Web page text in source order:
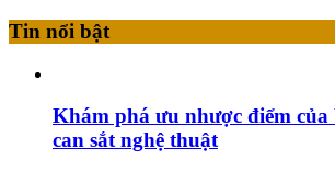
Tin nổi bật
Khám phá ưu nhược điểm của
can sắt nghệ thuật